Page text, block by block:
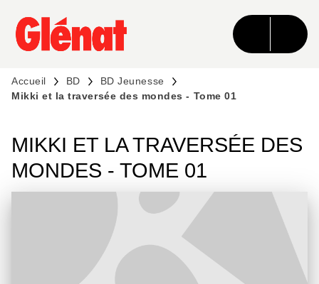
MENU RECHERCHE CONTENU
PIED DE PAGE
Accueil BD
BD Jeunesse
Mikki et la traversée des mondes - Tome 01
MIKKI ET LA TRAVERSÉE DES
MONDES - TOME 01